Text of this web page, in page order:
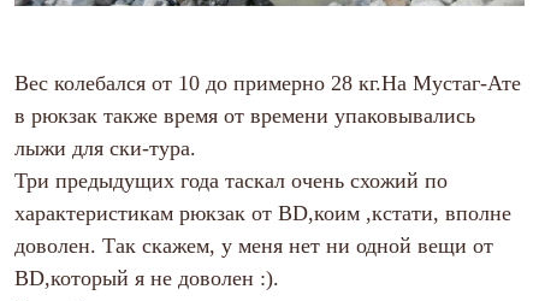
Мужская обувь
Сапоги
Гамаши
Бахилы
Тапочки и чуни
Тапочки
Чуни
Уход за обувью
Аксессуары
Головные уборы
Вес колебался от 10 до примерно 28 кг.На Мустаг-Ате
в рюкзак также время от времени упаковывались
лыжи для ски-тура.
Три предыдущих года таскал очень схожий по
характеристикам рюкзак от BD,коим ,кстати, вполне
доволен. Так скажем, у меня нет ни одной вещи от
BD,который я не доволен :).